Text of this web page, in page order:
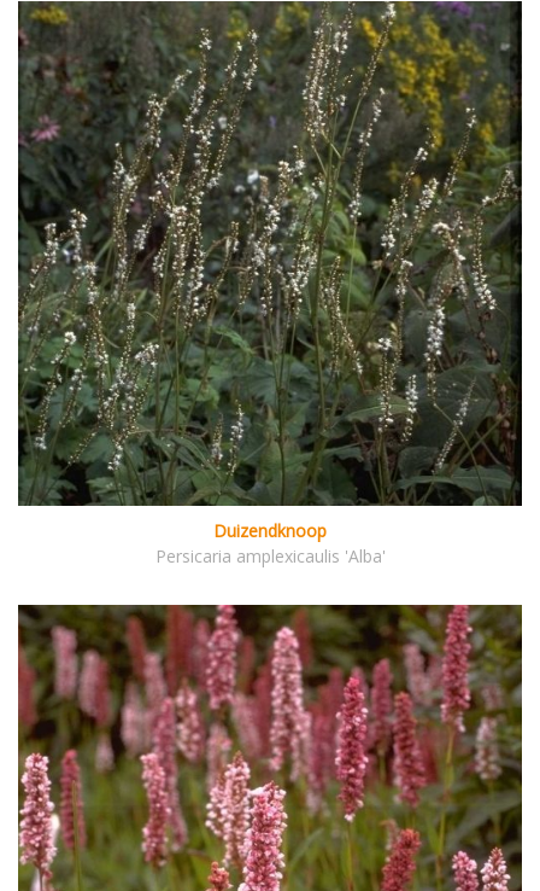
Duizendknoop
Persicaria amplexicaulis 'Alba'